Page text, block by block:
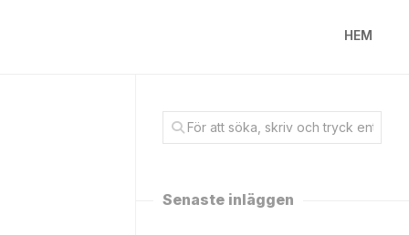
HEM
Senaste inläggen